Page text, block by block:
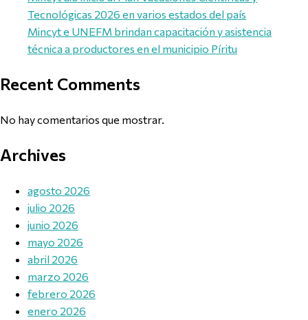
Tecnológicas 2026 en varios estados del país
Mincyt e UNEFM brindan capacitación y asistencia
técnica a productores en el municipio Píritu
Recent Comments
No hay comentarios que mostrar.
Archives
agosto 2026
julio 2026
junio 2026
mayo 2026
abril 2026
marzo 2026
febrero 2026
enero 2026